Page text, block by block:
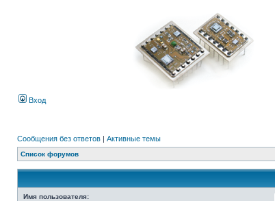
Вход
Сообщения без ответов | Активные темы
Список форумов
Имя пользователя: